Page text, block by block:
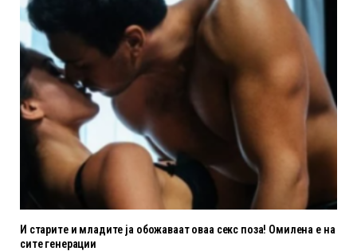
И старите и младите ја обожаваат оваа секс поза! Омилена е на
сите генерации